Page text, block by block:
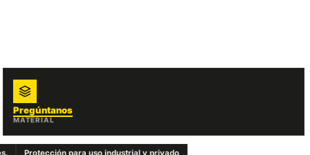
Pregúntanos
MATERIAL
Protección para uso industrial y privado